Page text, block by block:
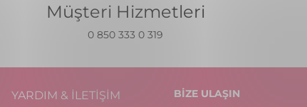
Müşteri Hizmetleri
0 850 333 0 319
YARDIM & İLETİŞİM BİZE ULAŞIN